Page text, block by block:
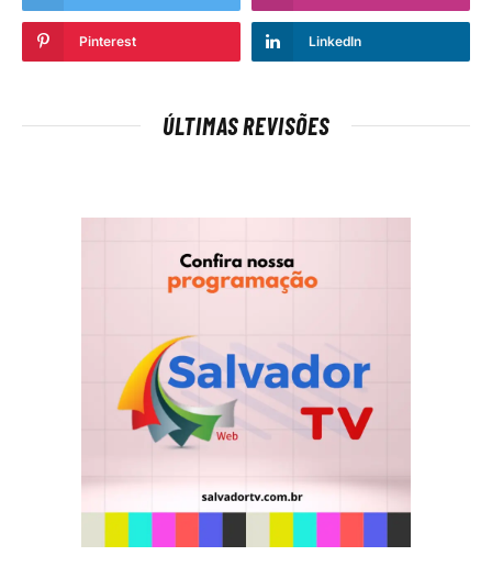
Pinterest LinkedIn
ÚLTIMAS REVISÕES